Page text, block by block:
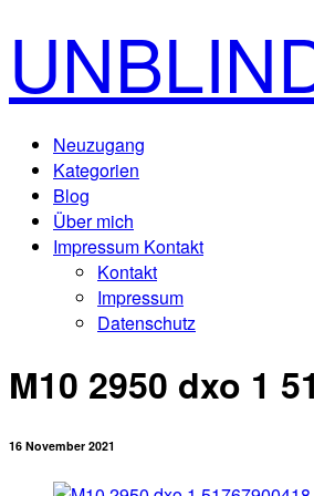
Neuzugang
Kategorien
Blog
Über mich
Impressum Kontakt
Kontakt
Impressum
Datenschutz
M10 2950 dxo 1
16 November 2021